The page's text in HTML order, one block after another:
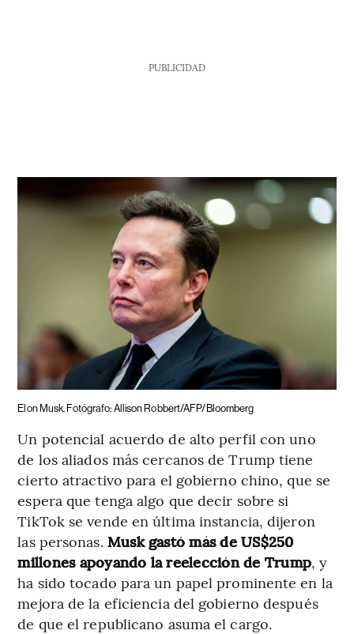
PUBLICIDAD
Elon Musk. Fotógrafo: Allison Robbert/AFP/Bloomberg
Un potencial acuerdo de alto perfil con uno
de los aliados más cercanos de Trump tiene
cierto atractivo para el gobierno chino, que se
espera que tenga algo que decir sobre si
TikTok se vende en última instancia, dijeron
las personas. Musk gastó más de US$250
millones apoyando la reelección de Trump, y
ha sido tocado para un papel prominente en la
mejora de la eficiencia del gobierno después
de que el republicano asuma el cargo.